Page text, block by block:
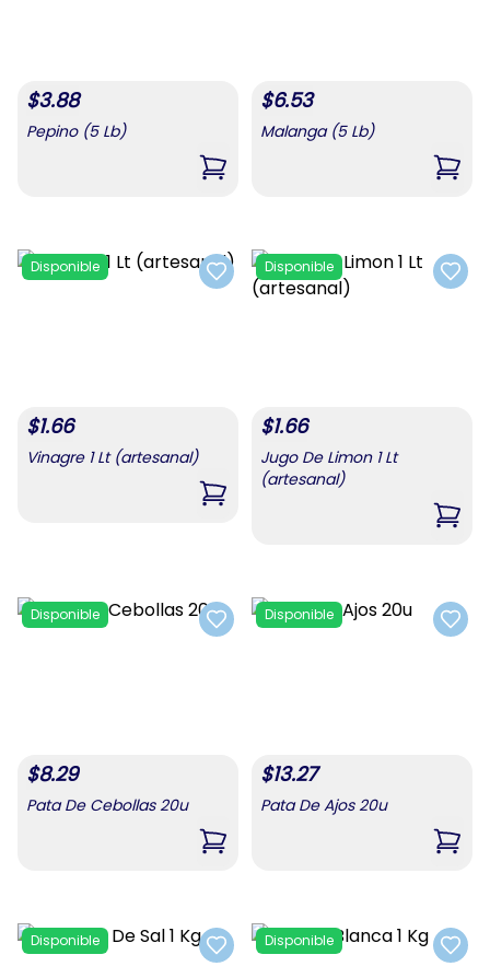
$3.88
Pepino (5 Lb)
,Pepino (5 Lb)
$6.53
Malanga (5 Lb)
,
Add to favorites
Disponible
$1.66
Vinagre 1 Lt (artesanal)
,Vinagre 1 Lt (artesanal)
Add
Disponible
$1.66
Jugo De Limon 1 Lt
(artesanal)
,
Add to favorites
Disponible
$8.29
Pata De Cebollas 20u
,Pata De Cebollas 20u
Add
Disponible
$13.27
Pata De Ajos 20u
,
Add to favorites
Disponible
Add
Disponible